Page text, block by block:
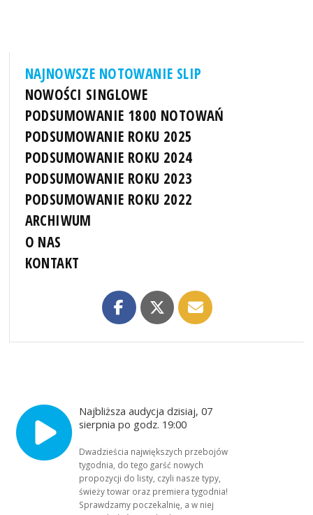
NAJNOWSZE NOTOWANIE SLIP
NOWOŚCI SINGLOWE
PODSUMOWANIE 1800 NOTOWAŃ
PODSUMOWANIE ROKU 2025
PODSUMOWANIE ROKU 2024
PODSUMOWANIE ROKU 2023
PODSUMOWANIE ROKU 2022
ARCHIWUM
O NAS
KONTAKT
Najbliższa audycja dzisiaj, 07
sierpnia po godz. 19:00
Dwadzieścia największych przebojów
tygodnia, do tego garść nowych
propozycji do listy, czyli nasze typy,
świeży towar oraz premiera tygodnia!
Sprawdzamy poczekalnię, a w niej